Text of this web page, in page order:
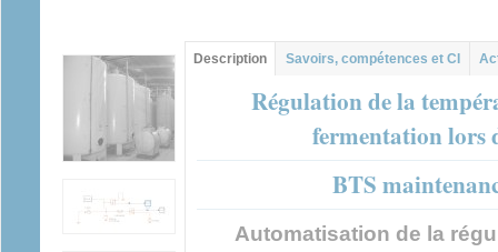
Contenu principal
Description (onglet
actif)
Savoirs, compétences et CI
Régulation de la
fermentation lors
BTS
Automatisation de la